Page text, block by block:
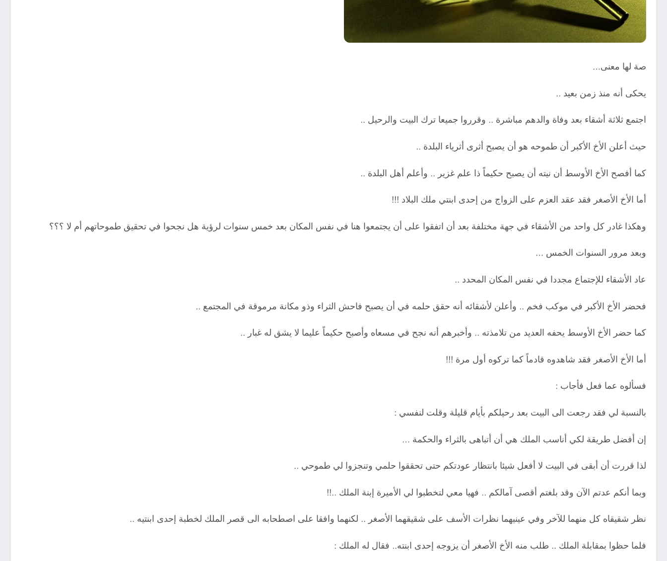
صة لها معنى…
يحكى أنه منذ زمن بعيد ..
اجتمع ثلاثة أشقاء بعد وفاة والدهم مباشرة .. وقرروا جميعا ترك البيت والرحيل ..
حيث أعلن الأخ الأكبر أن طموحه هو أن يصبح أثرى أثرياء البلدة ..
كما أفصح الأخ الأوسط أن نيته أن يصبح حكيماً ذا علم غزير .. وأعلم أهل البلدة ..
أما الأخ الأصغر فقد عقد العزم على الزواج من إحدى ابنتي ملك البلاد !!!
وهكذا غادر كل واحد من الأشقاء في جهة مختلفة بعد أن اتفقوا على أن يجتمعوا هنا في نفس المكان بعد خمس سنوات لرؤية هل نجحوا في تحقيق طموحاتهم أم لا ؟؟؟
وبعد مرور السنوات الخمس …
عاد الأشقاء للإجتماع مجددا في نفس المكان المحدد ..
فحضر الأخ الأكبر في موكب فخم .. وأعلن لأشقائه أنه حقق حلمه في أن يصبح فاحش الثراء وذو مكانة مرموقة في المجتمع ..
كما حضر الأخ الأوسط يحفه العديد من تلامذته .. وأخبرهم أنه نجح في مسعاه وأصبح حكيماً عليما لا يشق له غبار ..
أما الأخ الأصغر فقد شاهدوه قادماً كما تركوه أول مرة !!!
فسألوه عما فعل فأجاب :
بالنسبة لي فقد رجعت الى البيت بعد رحيلكم بأيام قليلة وقلت لنفسي :
إن أفضل طريقة لكي أناسب الملك هي أن أتباهى بالثراء والحكمة …
لذا قررت أن أبقى في البيت لا أفعل شيئا بانتظار عودتكم حتى تحققوا حلمي وتنجزوا لي طموحي ..
وبما أنكم عدتم الآن وقد بلغتم أقصى آمالكم .. فهيا معي لتخطبوا لي الأميرة إبنة الملك ..!!
نظر شقيقاه كل منهما للآخر وفي عينيهما نظرات الأسف على شقيقهما الأصغر .. لكنهما وافقا على اصطحابه الى قصر الملك لخطبة إحدى ابنتيه ..
فلما حظوا بمقابلة الملك .. طلب منه الأخ الأصغر أن يزوجه إحدى ابنته.. فقال له الملك :